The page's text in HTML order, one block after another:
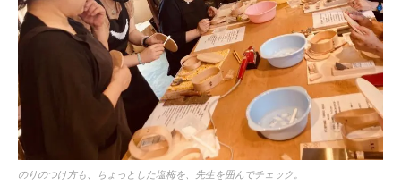
のりのつけ方も、ちょっとした塩梅を、先生を囲んでチェック。